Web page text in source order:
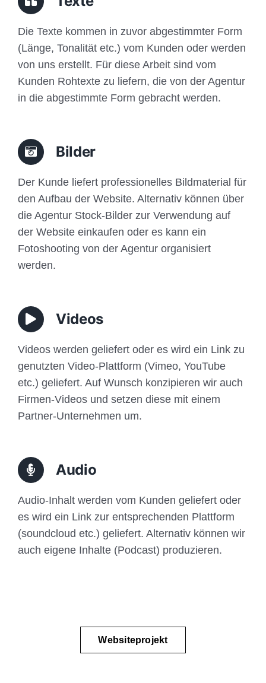
Die Texte kommen in zuvor abgestimmter Form
(Länge, Tonalität etc.) vom Kunden oder werden
von uns erstellt. Für diese Arbeit sind vom
Kunden Rohtexte zu liefern, die von der Agentur
in die abgestimmte Form gebracht werden.
Bilder
Der Kunde liefert professionelles Bildmaterial für
den Aufbau der Website. Alternativ können über
die Agentur Stock-Bilder zur Verwendung auf
der Website einkaufen oder es kann ein
Fotoshooting von der Agentur organisiert
werden.
Videos
Videos werden geliefert oder es wird ein Link zu
genutzten Video-Plattform (Vimeo, YouTube
etc.) geliefert. Auf Wunsch konzipieren wir auch
Firmen-Videos und setzen diese mit einem
Partner-Unternehmen um.
Audio
Audio-Inhalt werden vom Kunden geliefert oder
es wird ein Link zur entsprechenden Plattform
(soundcloud etc.) geliefert. Alternativ können wir
auch eigene Inhalte (Podcast) produzieren.
Websiteprojekt